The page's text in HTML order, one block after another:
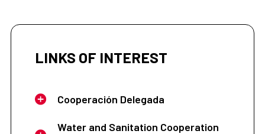
LINKS OF INTEREST
Cooperación Delegada
Water and Sanitation Cooperation